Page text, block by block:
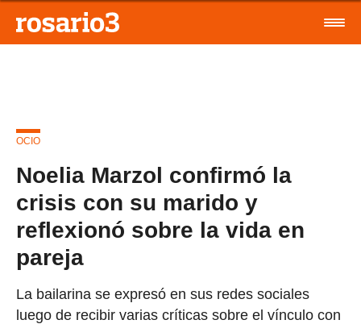
OCIO
Noelia Marzol confirmó la
crisis con su marido y
reflexionó sobre la vida en
pareja
La bailarina se expresó en sus redes sociales
luego de recibir varias críticas sobre el vínculo con